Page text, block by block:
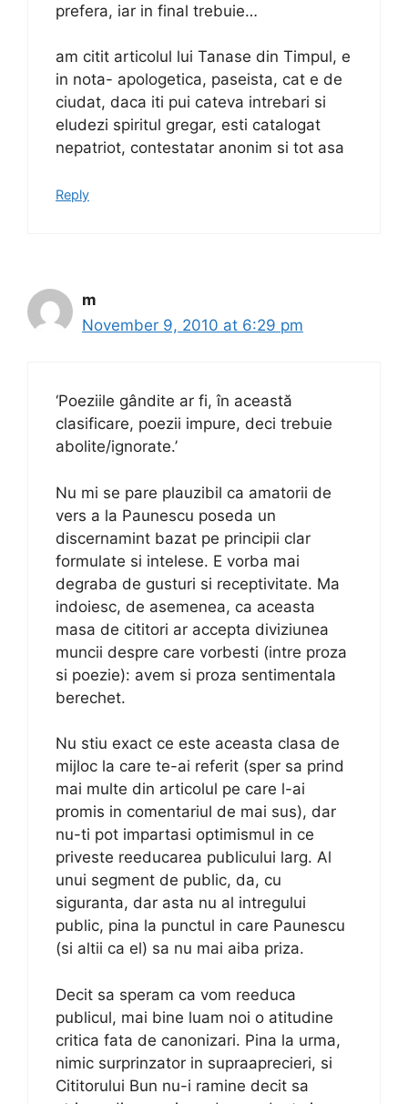
prefera, iar in final trebuie…
am citit articolul lui Tanase din Timpul, e
in nota- apologetica, paseista, cat e de
ciudat, daca iti pui cateva intrebari si
eludezi spiritul gregar, esti catalogat
nepatriot, contestatar anonim si tot asa
Reply
m
November 9, 2010 at 6:29 pm
‘Poeziile gândite ar fi, în această
clasificare, poezii impure, deci trebuie
abolite/ignorate.’
Nu mi se pare plauzibil ca amatorii de
vers a la Paunescu poseda un
discernamint bazat pe principii clar
formulate si intelese. E vorba mai
degraba de gusturi si receptivitate. Ma
indoiesc, de asemenea, ca aceasta
masa de cititori ar accepta diviziunea
muncii despre care vorbesti (intre proza
si poezie): avem si proza sentimentala
berechet.
Nu stiu exact ce este aceasta clasa de
mijloc la care te-ai referit (sper sa prind
mai multe din articolul pe care l-ai
promis in comentariul de mai sus), dar
nu-ti pot impartasi optimismul in ce
priveste reeducarea publicului larg. Al
unui segment de public, da, cu
siguranta, dar asta nu al intregului
public, pina la punctul in care Paunescu
(si altii ca el) sa nu mai aiba priza.
Decit sa speram ca vom reeduca
publicul, mai bine luam noi o atitudine
critica fata de canonizari. Pina la urma,
nimic surprinzator in supraaprecieri, si
Cititorului Bun nu-i ramine decit sa